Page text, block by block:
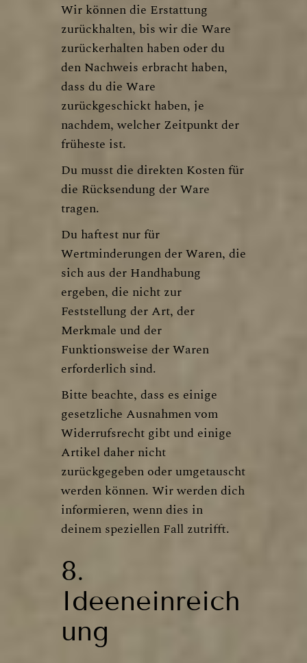
Wir können die Erstattung
zurückhalten, bis wir die Ware
zurückerhalten haben oder du
den Nachweis erbracht haben,
dass du die Ware
zurückgeschickt haben, je
nachdem, welcher Zeitpunkt der
früheste ist.
Du musst die direkten Kosten für
die Rücksendung der Ware
tragen.
Du haftest nur für
Wertminderungen der Waren, die
sich aus der Handhabung
ergeben, die nicht zur
Feststellung der Art, der
Merkmale und der
Funktionsweise der Waren
erforderlich sind.
Bitte beachte, dass es einige
gesetzliche Ausnahmen vom
Widerrufsrecht gibt und einige
Artikel daher nicht
zurückgegeben oder umgetauscht
werden können. Wir werden dich
informieren, wenn dies in
deinem speziellen Fall zutrifft.
8.
Ideeneinreich
ung